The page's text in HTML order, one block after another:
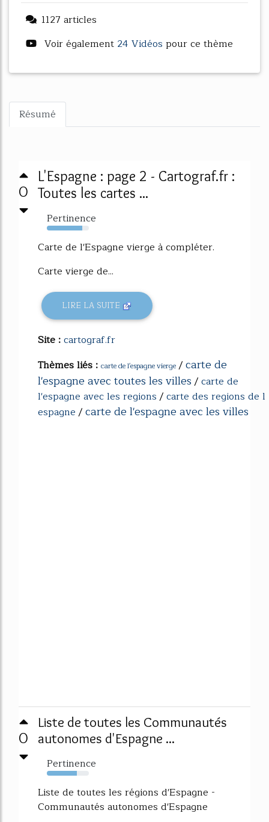
1127 articles
Voir également 24 Vidéos pour ce thème
Résumé
0
L'Espagne : page 2 - Cartograf.fr :
Toutes les cartes ...
Pertinence
84%
Carte de l'Espagne vierge à compléter.
Carte vierge de...
LIRE LA SUITE
Site :cartograf.fr
Thèmes liés : carte de l'espagne vierge /carte de
l'espagne avec toutes les villes/carte de
l'espagne avec les regions/carte des regions de l
espagne/carte de l'espagne avec les villes
0
Liste de toutes les Communautés
autonomes d'Espagne ...
Pertinence
72%
Liste de toutes les régions d'Espagne -
Communautés autonomes d'Espagne